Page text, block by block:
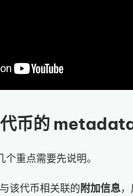
币的
重点需要先说明。
该代币相关联的附加信息